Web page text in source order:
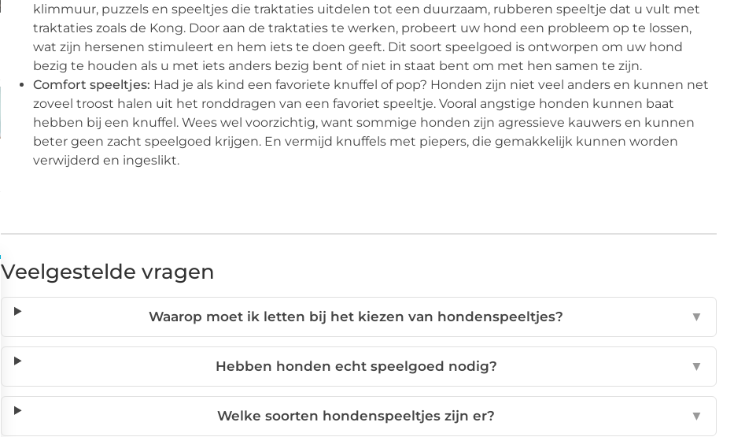
klimmuur, puzzels en speeltjes die traktaties uitdelen tot een duurzaam, rubberen speeltje dat u vult met
traktaties zoals de Kong. Door aan de traktaties te werken, probeert uw hond een probleem op te lossen,
wat zijn hersenen stimuleert en hem iets te doen geeft. Dit soort speelgoed is ontworpen om uw hond
bezig te houden als u met iets anders bezig bent of niet in staat bent om met hen samen te zijn.
Comfort speeltjes: Had je als kind een favoriete knuffel of pop? Honden zijn niet veel anders en kunnen net
zoveel troost halen uit het ronddragen van een favoriet speeltje. Vooral angstige honden kunnen baat
hebben bij een knuffel. Wees wel voorzichtig, want sommige honden zijn agressieve kauwers en kunnen
beter geen zacht speelgoed krijgen. En vermijd knuffels met piepers, die gemakkelijk kunnen worden
verwijderd en ingeslikt.
Veelgestelde vragen
Waarop moet ik letten bij het kiezen van hondenspeeltjes? ▼
Hebben honden echt speelgoed nodig? ▼
Welke soorten hondenspeeltjes zijn er? ▼